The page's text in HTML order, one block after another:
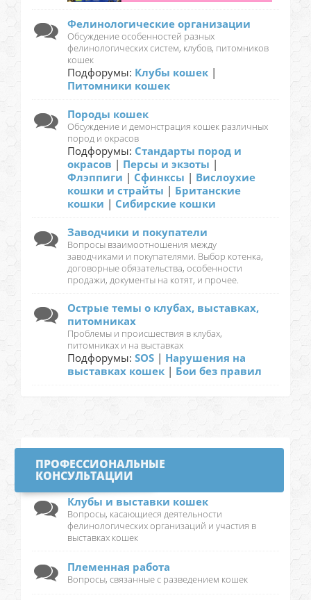
Фелинологические организации
Обсуждение особенностей разных
фелинологических систем, клубов, питомников
кошек
Подфорумы: Клубы кошек |
Питомники кошек
Породы кошек
Обсуждение и демонстрация кошек различных
пород и окрасов
Подфорумы: Стандарты пород и
окрасов | Персы и экзоты |
Флэппиги | Сфинксы | Вислоухие
кошки и страйты | Британские
кошки | Сибирские кошки
Заводчики и покупатели
Вопросы взаимоотношения между
заводчиками и покупателями. Выбор котенка,
договорные обязательства, особенности
продажи, документы на котят, и прочее.
Острые темы о клубах, выставках,
питомниках
Проблемы и происшествия в клубах,
питомниках и на выставках
Подфорумы: SOS | Нарушения на
выставках кошек | Бои без правил
ПРОФЕССИОНАЛЬНЫЕ
КОНСУЛЬТАЦИИ
Клубы и выставки кошек
Вопросы, касающиеся деятельности
фелинологических организаций и участия в
выставках кошек
Племенная работа
Вопросы, связанные с разведением кошек